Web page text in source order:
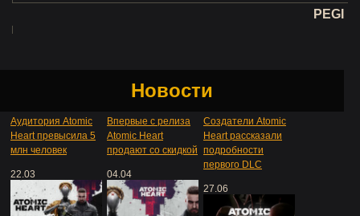
PEGI
Новости
Аудитория Atomic
Heart превысила 5
млн человек
22.03
Впервые с релиза
Atomic Heart
продают со скидкой
04.04
Создатели Atomic
Heart рассказали
подробности
первого DLC
27.06